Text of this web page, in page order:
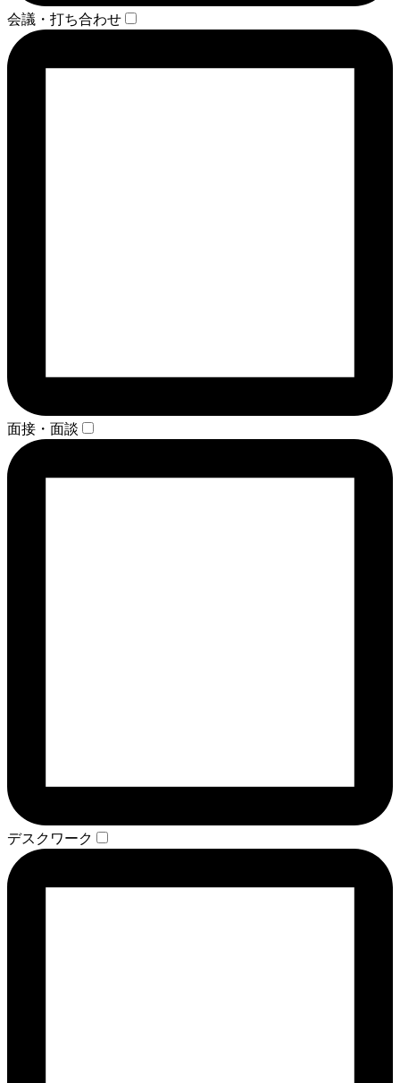
会議・打ち合わせ
面接・面談
デスクワーク